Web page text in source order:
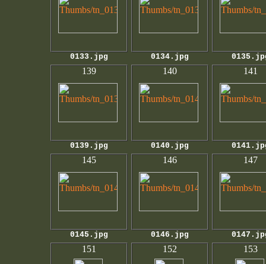
0133.jpg 0134.jpg
139
0139.jpg
140
0140.jpg
141
145
0145.jpg
146
0146.jpg
147
151 152 153